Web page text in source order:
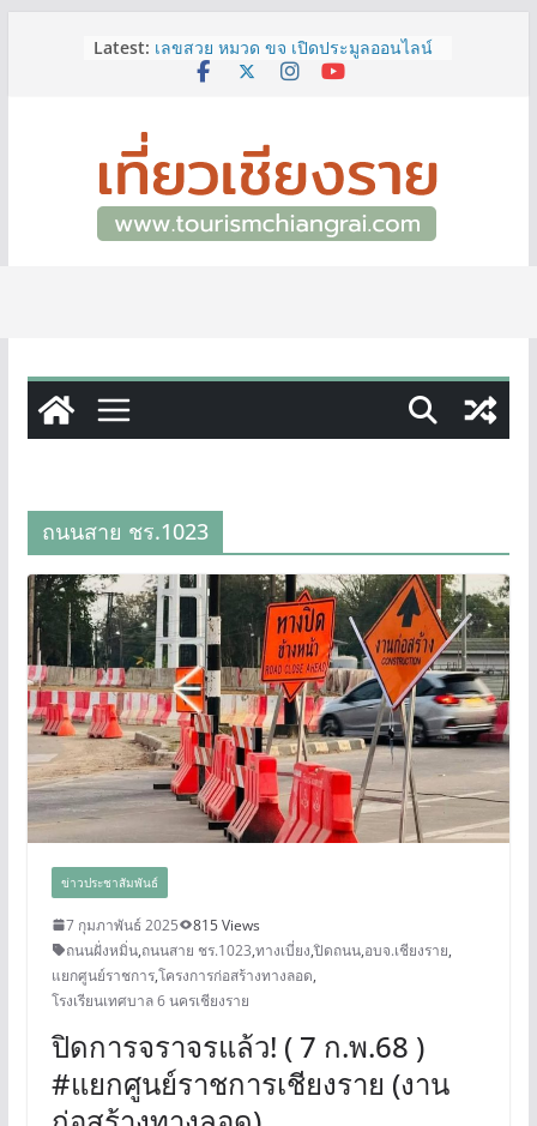
Latest: เลขสวย หมวด ขจ เปิดประมูลออนไลน์
แล้ววันนี้ เลขเด่น เลขมงคล ความหมาย
จ.เชียงราย ที่ไม่ควรพลาด!
12–16 ส.ค.นี้ เตรียมพบกับมหกรรมสุด
ยิ่งใหญ่แห่งปี “อุตสาหกรรมแฟร์ ล้านนา
ตะวันออก 2026”
ผู้ว่าฯ เชียงราย เยี่ยมชม “ป๊ะกาด Vol.2”
“Feel All the Feelings” เที่ยวให้สนุก
เก็บแสตมป์ครบ แล้วรับของที่ระลึกสุด
ถนนสาย ชร.1023
ข่าวประชาสัมพันธ์
7 กุมภาพันธ์ 2025
815 Views
ถนนฝั่งหมิ่น,ถนนสาย ชร.1023,ทางเบี่ยง,ปิดถนน,อบจ.เชียงราย,
แยกศูนย์ราชการ,โครงการก่อสร้างทางลอด,
โรงเรียนเทศบาล 6 นครเชียงราย
ปิดการจราจรแล้ว! ( 7 ก.พ.68 )
#แยกศูนย์ราชการเชียงราย (งาน